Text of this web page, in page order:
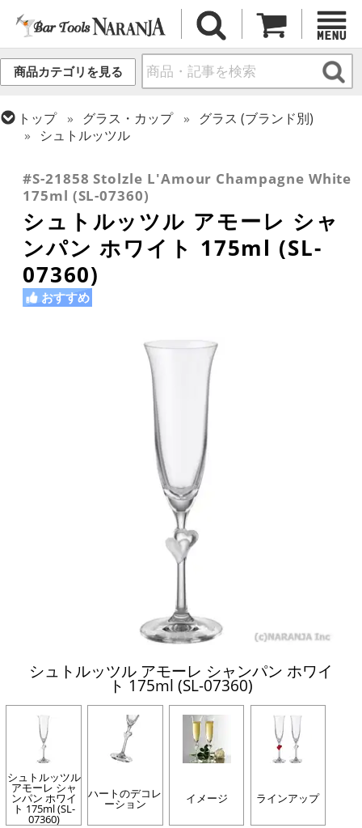
商品カテゴリを見る
トップ グラス・カップ
グラス (ブランド別)
シュトルッツル
シャンパングラス
#S-21858 Stolzle L'Amour Champagne White
175ml (SL-07360)
シュトルッツル アモーレ シャ
ンパン ホワイト 175ml (SL-
07360)
おすすめ
シュトルッツル アモーレ シャンパン ホワイ
ト 175ml (SL-07360)
シュトルッツル
アモーレ シャ
ンパン ホワイ
ト 175ml (SL-
07360)
ハートのデコレ
ーション イメージ ラインアップ